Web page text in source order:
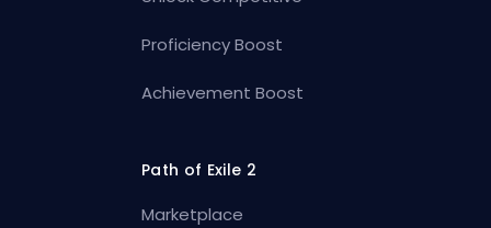
Proficiency Boost
Achievement Boost
Path of Exile 2
Marketplace